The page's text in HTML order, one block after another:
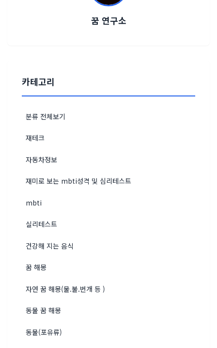
꿈 연구소
카테고리
분류 전체보기
재테크
자동차정보
재미로 보는 mbti성격 및 심리테스트
mbti
실리테스트
건강해 지는 음식
꿈 해몽
자연 꿈 해몽(물.불.번개 등 )
동물 꿈 해몽
동물(포유류)